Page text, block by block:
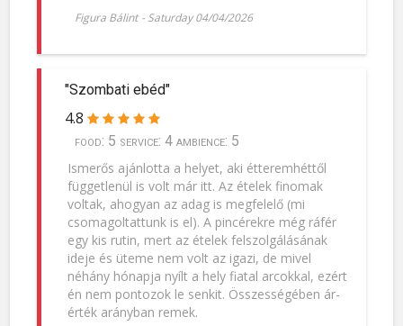
Figura Bálint - Saturday 04/04/2026
"Szombati ebéd"
4.8
food: 5 service: 4 ambience: 5
Ismerős ajánlotta a helyet, aki étteremhéttől
függetlenül is volt már itt. Az ételek finomak
voltak, ahogyan az adag is megfelelő (mi
csomagoltattunk is el). A pincérekre még ráfér
egy kis rutin, mert az ételek felszolgálásának
ideje és üteme nem volt az igazi, de mivel
néhány hónapja nyílt a hely fiatal arcokkal, ezért
én nem pontozok le senkit. Összességében ár-
érték arányban remek.